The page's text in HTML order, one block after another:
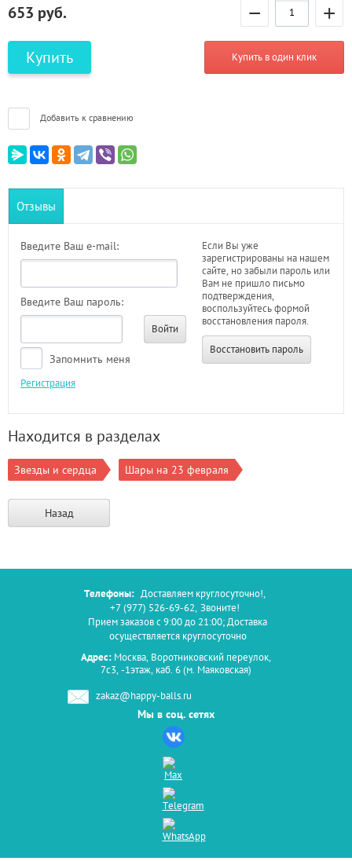
653 руб. − +
Купить Купить в один клик
Добавить к сравнению
Отзывы
Введите Ваш e-mail:
Введите Ваш пароль:
Войти
Запомнить меня
Регистрация
Если Вы уже
зарегистрированы на нашем
сайте, но забыли пароль или
Вам не пришло письмо
подтверждения,
воспользуйтесь формой
восстановления пароля.
Восстановить пароль
Находится в разделах
Звезды и сердца Шары на 23 февраля
Назад
Телефоны: Доставляем круглосуточно!,
+7 (977) 526-69-62, Звоните!
Прием заказов с 9:00 до 21:00; Доставка
осуществляется круглосуточно
Адрес: Москва, Воротниковский переулок,
7с3, -1этаж, каб. 6 (м. Маяковская)
zakaz@happy-balls.ru
Мы в соц. сетях